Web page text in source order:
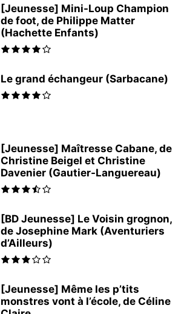
[Jeunesse] Mini-Loup Champion
de foot, de Philippe Matter
(Hachette Enfants)
Le grand échangeur (Sarbacane)
[Jeunesse] Maîtresse Cabane, de
Christine Beigel et Christine
Davenier (Gautier-Languereau)
[BD Jeunesse] Le Voisin grognon,
de Josephine Mark (Aventuriers
d’Ailleurs)
[Jeunesse] Même les p’tits
monstres vont à l’école, de Céline